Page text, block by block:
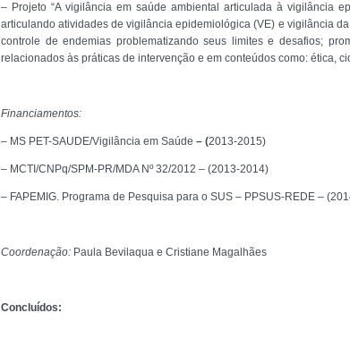
– Projeto “A vigilância em saúde ambiental articulada à vigilância
articulando atividades de vigilância epidemiológica (VE) e vigilância
controle de endemias problematizando seus limites e desafios;
relacionados às práticas de intervenção e em conteúdos como: ética,
Financiamentos:
– MS PET-SAUDE/Vigilância em Saúde – (2013-2015)
– MCTI/CNPq/SPM-PR/MDA Nº 32/2012 – (2013-2014)
– FAPEMIG. Programa de Pesquisa para o SUS – PPSUS-REDE –
Coordenação: Paula Bevilaqua e Cristiane Magalhães
Concluídos: